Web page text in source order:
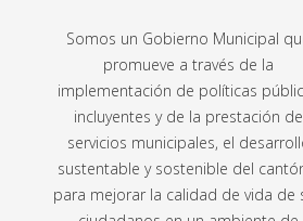
Somos un Gobierno Municipal
promueve a través de la
implementación de políticas
incluyentes y de la prestación de
servicios municipales, el
sustentable y sostenible del
para mejorar la calidad de vida de